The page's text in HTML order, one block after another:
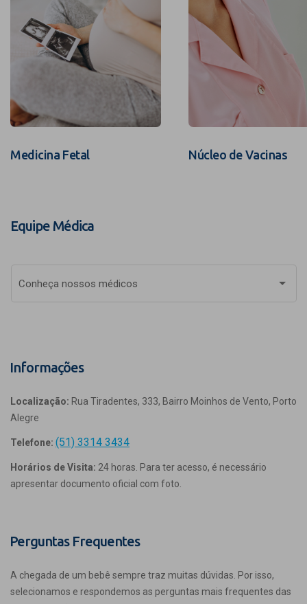
Medicina Fetal Núcleo de Vacinas
Equipe Médica
Conheça nossos médicos
Informações
Localização: Rua Tiradentes, 333, Bairro Moinhos de Vento, Porto
Alegre
Telefone: (51) 3314 3434
Horários de Visita: 24 horas. Para ter acesso, é necessário
apresentar documento oficial com foto.
Perguntas Frequentes
A chegada de um bebê sempre traz muitas dúvidas. Por isso,
selecionamos e respondemos as perguntas mais frequentes das